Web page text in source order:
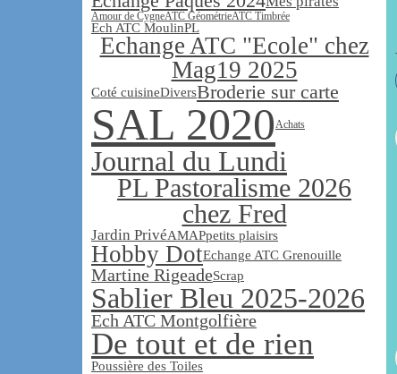
Amour de CygneATC GéométrieATC Timbrée
Ech ATC MoulinPL
Echange ATC "Ecole" chez
Mag19 2025
Coté cuisineDiversBroderie sur carte
SAL 2020Achats
Journal du Lundi
PL Pastoralisme 2026
chez Fred
Jardin PrivéAMAPpetits plaisirs
Hobby DotEchange ATC Grenouille
Martine RigeadeScrap
Sablier Bleu 2025-2026
Ech ATC Montgolfière
De tout et de rien
Poussière des Toiles